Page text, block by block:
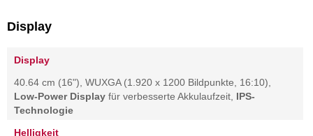
Display
Display
40.64 cm (16"), WUXGA (1.920 x 1200 Bildpunkte, 16:10),
Low-Power Display für verbesserte Akkulaufzeit, IPS-
Technologie
Helligkeit